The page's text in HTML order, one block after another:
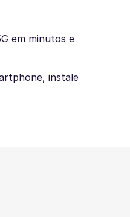
em minutos e
instale